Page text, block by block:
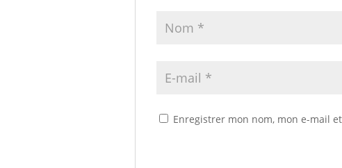
Enregistrer mon nom, mon e-mail